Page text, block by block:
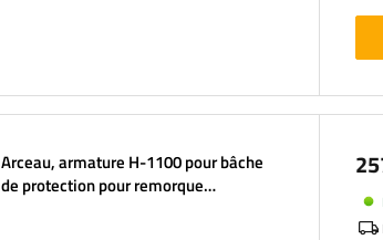
Arceau, armature H-1100 pour bâche
de protection pour remorque